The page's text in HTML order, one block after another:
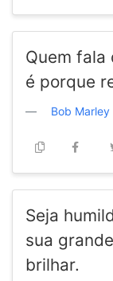
Quem fala
é porque
Bob Marley
Seja
sua
brilhar.